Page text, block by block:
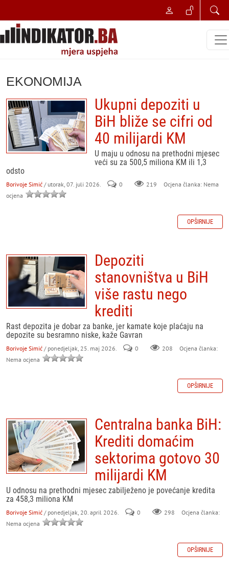
EKONOMIJA
Ukupni depoziti u
BiH bliže se cifri od
40 milijardi KM
U maju u odnosu na prethodni mjesec
veći su za 500,5 miliona KM ili 1,3
odsto
Borivoje Simić / utorak, 07. juli 2026. 0 219
Ocjena članka: Nema
ocjena
OPŠIRNIJE
Depoziti
stanovništva u BiH
više rastu nego
krediti
Rast depozita je dobar za banke, jer kamate koje plaćaju na
depozite su besramno niske, kaže Gavran
Borivoje Simić / ponedjeljak, 25. maj 2026. 0 208
Ocjena članka:
Nema ocjena
OPŠIRNIJE
Centralna banka BiH:
Krediti domaćim
sektorima gotovo 30
milijardi KM
U odnosu na prethodni mjesec zabilježeno je povećanje kredita
za 458,3 miliona KM
Borivoje Simić / ponedjeljak, 20. april 2026. 0 298
Ocjena članka:
Nema ocjena
OPŠIRNIJE